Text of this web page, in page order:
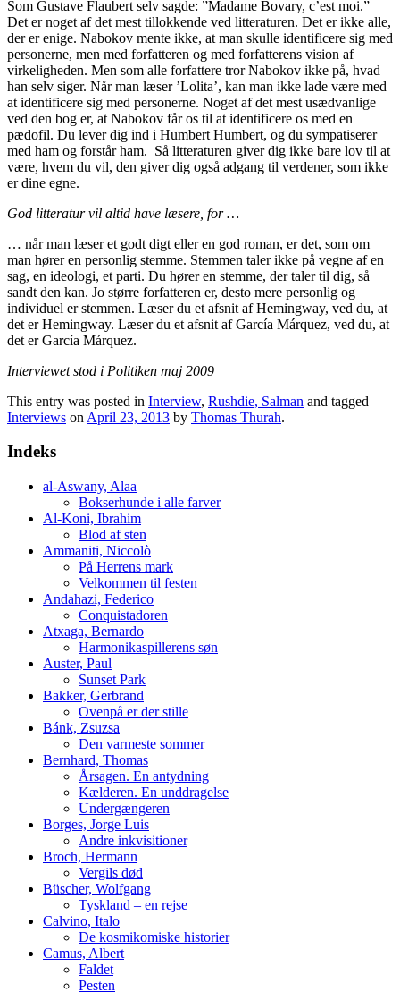
Som Gustave Flaubert selv sagde: ”Madame Bovary, c’est moi.”
Det er noget af det mest tillokkende ved litteraturen. Det er ikke alle,
der er enige. Nabokov mente ikke, at man skulle identificere sig med
personerne, men med forfatteren og med forfatterens vision af
virkeligheden. Men som alle forfattere tror Nabokov ikke på, hvad
han selv siger. Når man læser ’Lolita’, kan man ikke lade være med
at identificere sig med personerne. Noget af det mest usædvanlige
ved den bog er, at Nabokov får os til at identificere os med en
pædofil. Du lever dig ind i Humbert Humbert, og du sympatiserer
med ham og forstår ham. Så litteraturen giver dig ikke bare lov til at
være, hvem du vil, den giver dig også adgang til verdener, som ikke
er dine egne.
God litteratur vil altid have læsere, for …
… når man læser et godt digt eller en god roman, er det, som om
man hører en personlig stemme. Stemmen taler ikke på vegne af en
sag, en ideologi, et parti. Du hører en stemme, der taler til dig, så
sandt den kan. Jo større forfatteren er, desto mere personlig og
individuel er stemmen. Læser du et afsnit af Hemingway, ved du, at
det er Hemingway. Læser du et afsnit af García Márquez, ved du, at
det er García Márquez.
Interviewet stod i Politiken maj 2009
This entry was posted in Interview, Rushdie, Salman and tagged
Interviews on April 23, 2013 by Thomas Thurah.
Indeks
al-Aswany, Alaa
Bokserhunde i alle farver
Al-Koni, Ibrahim
Blod af sten
Ammaniti, Niccolò
På Herrens mark
Velkommen til festen
Andahazi, Federico
Conquistadoren
Atxaga, Bernardo
Harmonikaspillerens søn
Auster, Paul
Sunset Park
Bakker, Gerbrand
Ovenpå er der stille
Bánk, Zsuzsa
Den varmeste sommer
Bernhard, Thomas
Årsagen. En antydning
Kælderen. En unddragelse
Undergængeren
Borges, Jorge Luis
Andre inkvisitioner
Broch, Hermann
Vergils død
Büscher, Wolfgang
Tyskland – en rejse
Calvino, Italo
De kosmikomiske historier
Camus, Albert
Faldet
Pesten